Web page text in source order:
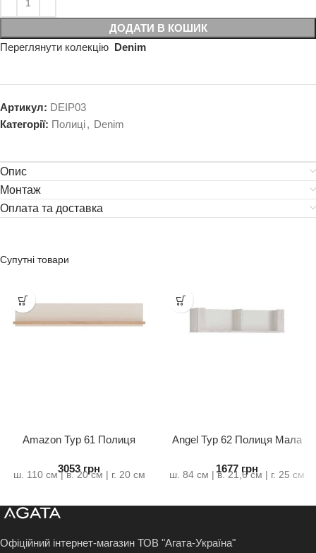
ДОДАТИ В КОШИК
Переглянути колекцію Denim
Артикул: DEIP03
Категорії: Полиці, Denim
Опис
Монтаж
Оплата та доставка
Супутні товари
Amazon Typ 61 Полиця
3053 грн
ш. 110 см | в. 20 см | г. 20 см
Angel Typ 62 Полиця Мала
1677 грн
ш. 84 см | в. 21,6 см | г. 25 см
Офіційний інтернет-магазин ТОВ "Агата-Україна"